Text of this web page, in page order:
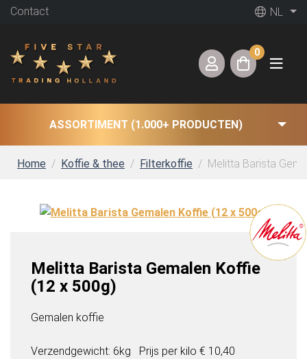
Contact NL
0
ASSORTIMENT (1.000+ PRODUCTEN)
Home Koffie & thee Filterkoffie Melitta Barista
Melitta Barista Gemalen Koffie
(12 x 500g)
Gemalen koffie
Verzendgewicht: 6kg Prijs per kilo € 10,40